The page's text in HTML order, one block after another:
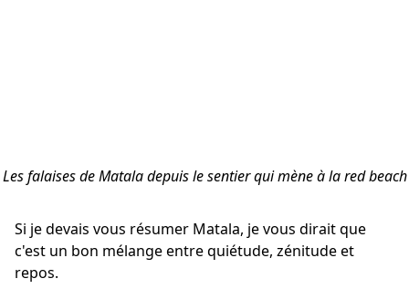
Les falaises de Matala depuis le sentier qui mène à la red beach
Si je devais vous résumer Matala, je vous dirait que
c'est un bon mélange entre quiétude, zénitude et
repos.